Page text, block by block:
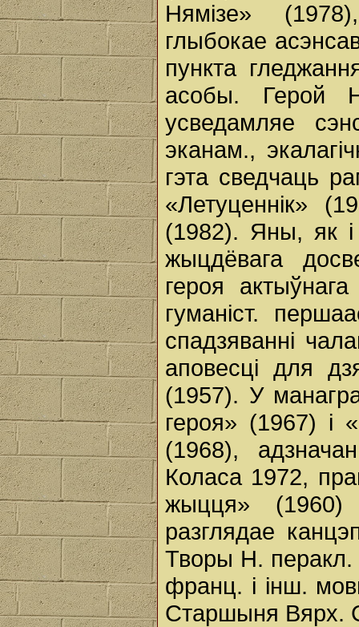
Нямізе»
глыбокае
пункта
асобы. Герой
усведамляе
эканам.,
гэта сведчаць
«Летуценнік»
(1982). Яны, як і
жыцдёвага
героя
гуманіст.
спадзяванні
аповесці для
(1957). У
героя» (1967) і
(1968),
Коласа 1972,
жыцця» (1960)
разглядае
Творы Н. перакл.
франц. і інш.
Старшыня Вярх.